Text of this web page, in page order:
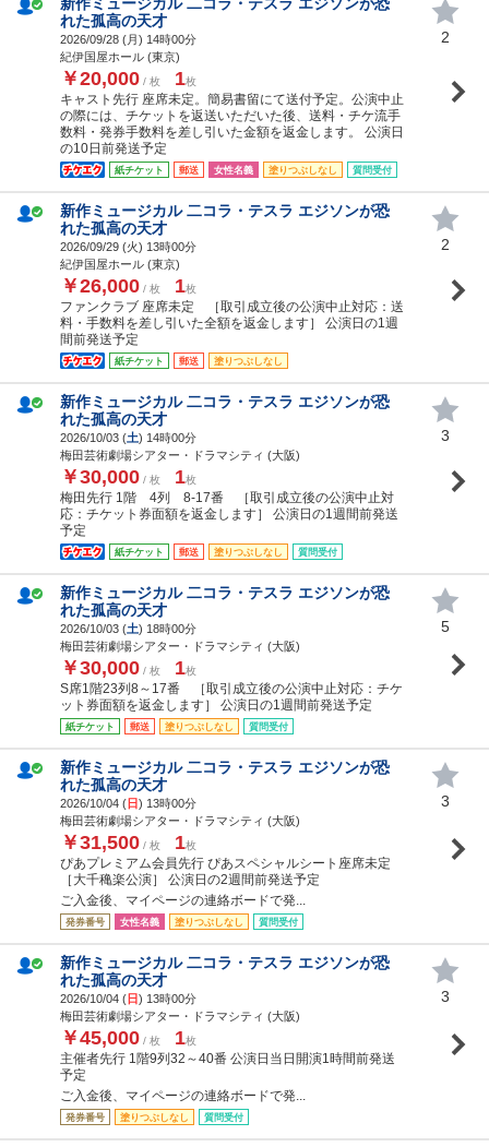
れた孤高の天才
2026/09/28 (月) 14時00分
紀伊国屋ホール (東京)
￥20,000 / 枚 1枚
キャスト先行 座席未定。簡易書留にて送付予定。公演中止
の際には、チケットを返送いただいた後、送料・チケ流手
数料・発券手数料を差し引いた金額を返金します。 公演日
の10日前発送予定
紙チケット 郵送 女性名義 塗りつぶしなし 質問受付
2
新作ミュージカル 二コラ・テスラ エジソンが恐
れた孤高の天才
2026/09/29 (火) 13時00分
紀伊国屋ホール (東京)
￥26,000 / 枚 1枚
ファンクラブ 座席未定 ［取引成立後の公演中止対応：送
料・手数料を差し引いた全額を返金します］ 公演日の1週
間前発送予定
紙チケット 郵送 塗りつぶしなし
2
新作ミュージカル 二コラ・テスラ エジソンが恐
れた孤高の天才
2026/10/03 (土) 14時00分
梅田芸術劇場シアター・ドラマシティ (大阪)
￥30,000 / 枚 1枚
梅田先行 1階 4列 8-17番 ［取引成立後の公演中止対
応：チケット券面額を返金します］ 公演日の1週間前発送
予定
紙チケット 郵送 塗りつぶしなし 質問受付
3
新作ミュージカル 二コラ・テスラ エジソンが恐
れた孤高の天才
2026/10/03 (土) 18時00分
梅田芸術劇場シアター・ドラマシティ (大阪)
￥30,000 / 枚 1枚
S席1階23列8～17番 ［取引成立後の公演中止対応：チケ
ット券面額を返金します］ 公演日の1週間前発送予定
紙チケット 郵送 塗りつぶしなし 質問受付
5
新作ミュージカル 二コラ・テスラ エジソンが恐
れた孤高の天才
2026/10/04 (日) 13時00分
梅田芸術劇場シアター・ドラマシティ (大阪)
￥31,500 / 枚 1枚
ぴあプレミアム会員先行 ぴあスペシャルシート座席未定
［大千穐楽公演］ 公演日の2週間前発送予定
ご入金後、マイページの連絡ボードで発...
発券番号 女性名義 塗りつぶしなし 質問受付
3
新作ミュージカル 二コラ・テスラ エジソンが恐
れた孤高の天才
2026/10/04 (日) 13時00分
梅田芸術劇場シアター・ドラマシティ (大阪)
￥45,000 / 枚 1枚
主催者先行 1階9列32～40番 公演日当日開演1時間前発送
予定
ご入金後、マイページの連絡ボードで発...
発券番号 塗りつぶしなし 質問受付
3